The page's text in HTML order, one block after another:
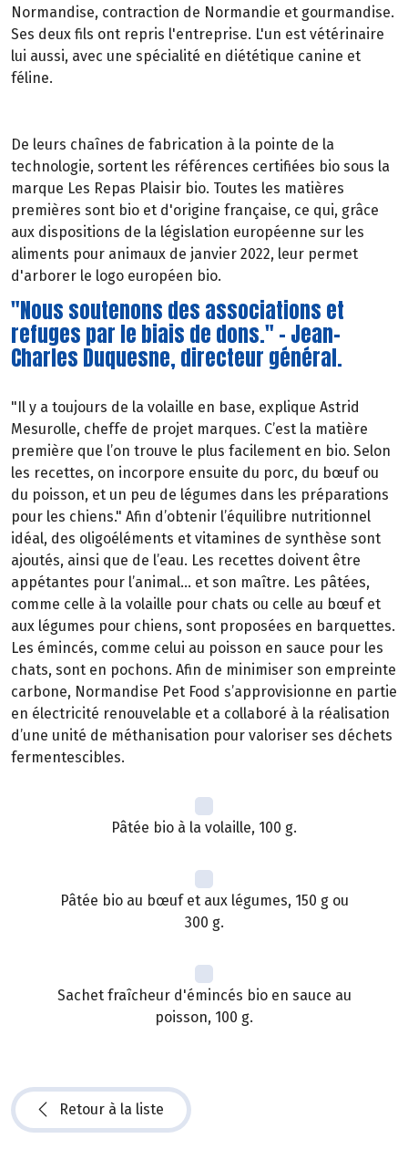
Normandise, contraction de Normandie et gourmandise.
Ses deux fils ont repris l'entreprise. L'un est vétérinaire
lui aussi, avec une spécialité en diététique canine et
féline.
De leurs chaînes de fabrication à la pointe de la
technologie, sortent les références certifiées bio sous la
marque Les Repas Plaisir bio. Toutes les matières
premières sont bio et d'origine française, ce qui, grâce
aux dispositions de la législation européenne sur les
aliments pour animaux de janvier 2022, leur permet
d'arborer le logo européen bio.
"Nous soutenons des associations et
refuges par le biais de dons." - Jean-
Charles Duquesne, directeur général.
"Il y a toujours de la volaille en base, explique Astrid
Mesurolle, cheffe de projet marques. C’est la matière
première que l’on trouve le plus facilement en bio. Selon
les recettes, on incorpore ensuite du porc, du bœuf ou
du poisson, et un peu de légumes dans les préparations
pour les chiens." Afin d’obtenir l’équilibre nutritionnel
idéal, des oligoéléments et vitamines de synthèse sont
ajoutés, ainsi que de l’eau. Les recettes doivent être
appétantes pour l’animal… et son maître. Les pâtées,
comme celle à la volaille pour chats ou celle au bœuf et
aux légumes pour chiens, sont proposées en barquettes.
Les émincés, comme celui au poisson en sauce pour les
chats, sont en pochons. Afin de minimiser son empreinte
carbone, Normandise Pet Food s’approvisionne en partie
en électricité renouvelable et a collaboré à la réalisation
d’une unité de méthanisation pour valoriser ses déchets
fermentescibles.
Pâtée bio à la volaille, 100 g.
Pâtée bio au bœuf et aux légumes, 150 g ou
300 g.
Sachet fraîcheur d'émincés bio en sauce au
poisson, 100 g.
Retour à la liste